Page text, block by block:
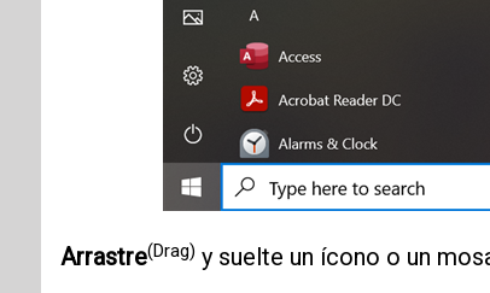
Arrastre(Drag) y suelte un ícono o un